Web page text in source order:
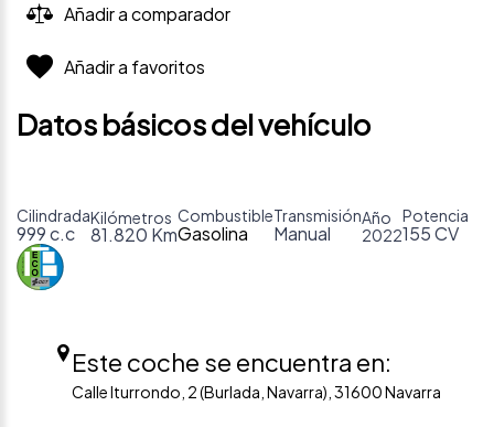
Añadir a comparador
Añadir a favoritos
Datos básicos del vehículo
Cilindrada
999 c.c
Kilómetros
81.820 Km
Combustible
Gasolina
Transmisión
Manual
Año
2022
Potencia
155 CV
Este coche se encuentra en:
Calle Iturrondo, 2 (Burlada, Navarra), 31600 Navarra